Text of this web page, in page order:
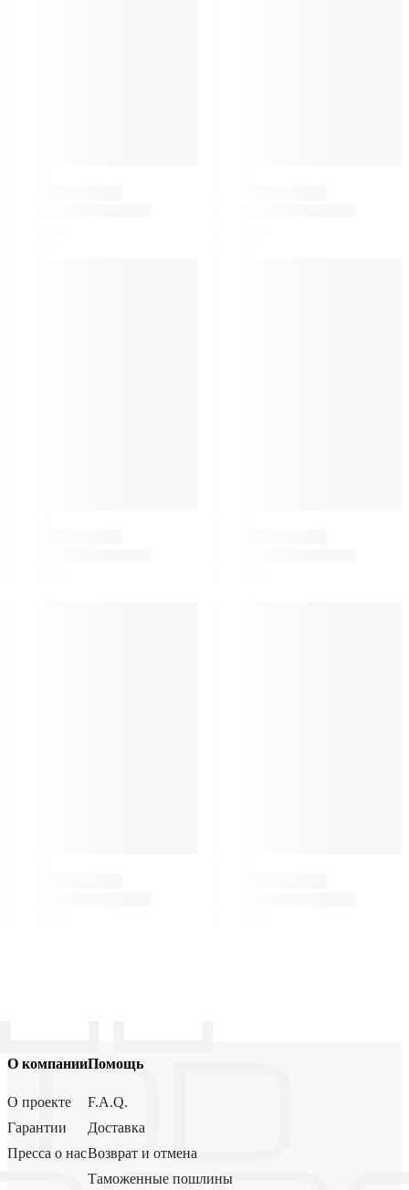
О компании
О проекте
Гарантии
Пресса о нас
Помощь
F.A.Q.
Доставка
Возврат и отмена
Таможенные пошлины